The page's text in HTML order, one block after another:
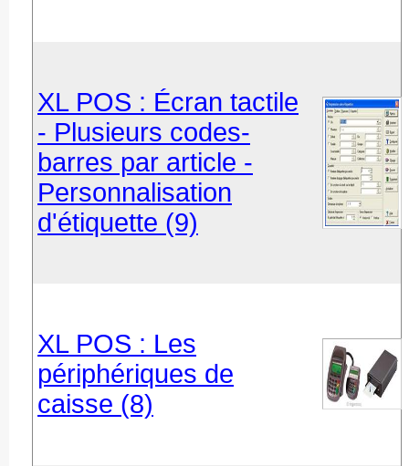
XL POS : Écran tactile
- Plusieurs codes-
barres par article -
Personnalisation
d'étiquette (9)
XL POS : Les
périphériques de
caisse (8)